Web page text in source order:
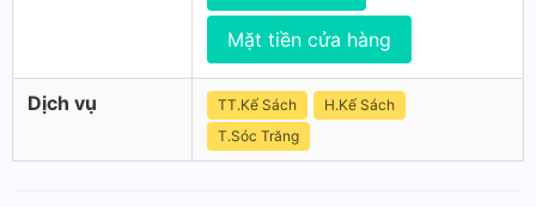
Mặt tiền cửa hàng
Dịch vụ TT.Kế Sách
H.Kế Sách
T.Sóc Trăng